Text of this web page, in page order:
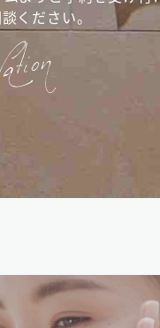
ください。